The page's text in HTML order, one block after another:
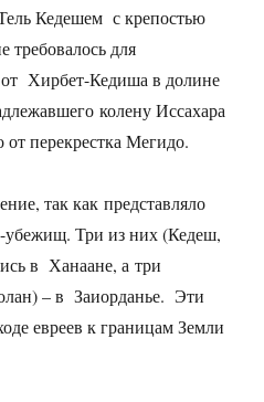
Кедешем с крепостью
требовалось для
от Хирбет-Кедиша в долине
колену Иссахара
от перекрестка Мегидо.
так как представляло
убежищ. Три из них (Кедеш,
в Ханаане, а три
– в Заиорданье. Эти
евреев к границам Земли